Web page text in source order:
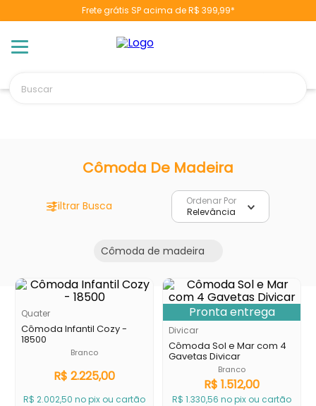
Frete grátis SP acima de R$ 399,99*
Cômoda De Madeira
Ordenar Por
Relevância
Cômoda de madeira
Quater
Cômoda Infantil Cozy -
18500
Branco
R$ 2.225,00
R$ 2.002,50 no pix ou cartão
Pronta entrega
Divicar
Cômoda Sol e Mar com 4
Gavetas Divicar
Branco
R$ 1.512,00
R$ 1.330,56 no pix ou cartão
2º
naninha
toalha banho
pulla bulla
7º
fralda
cobertor manta
º
trocador
10º banheira